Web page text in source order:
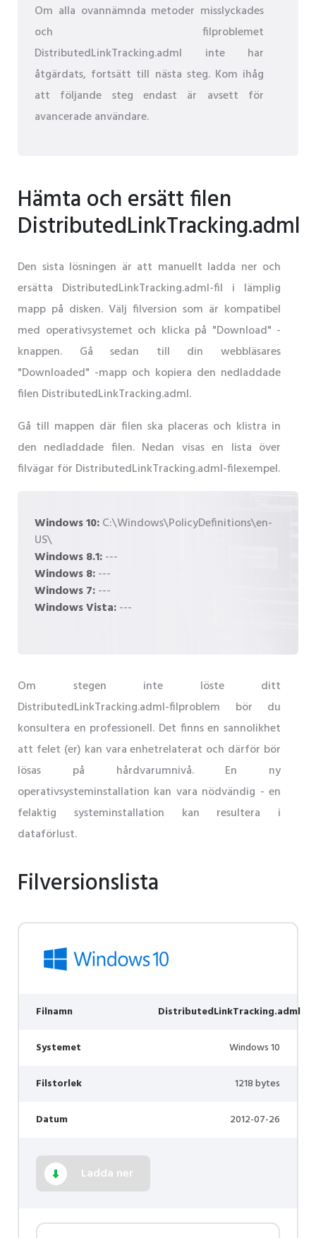
Om alla ovannämnda metoder misslyckades
och filproblemet
DistributedLinkTracking.adml inte har
åtgärdats, fortsätt till nästa steg. Kom ihåg
att följande steg endast är avsett för
avancerade användare.
Hämta och ersätt filen
DistributedLinkTracking.adml
Den sista lösningen är att manuellt ladda ner och
ersätta DistributedLinkTracking.adml-fil i lämplig
mapp på disken. Välj filversion som är kompatibel
med operativsystemet och klicka på "Download" -
knappen. Gå sedan till din webbläsares
"Downloaded" -mapp och kopiera den nedladdade
filen DistributedLinkTracking.adml.
Gå till mappen där filen ska placeras och klistra in
den nedladdade filen. Nedan visas en lista över
filvägar för DistributedLinkTracking.adml-filexempel.
Windows 10:C:\Windows\PolicyDefinitions\en-
US\
Windows 8.1:---
Windows 8:---
Windows 7:---
Windows Vista:---
Om stegen inte löste ditt
DistributedLinkTracking.adml-filproblem bör du
konsultera en professionell. Det finns en sannolikhet
att felet (er) kan vara enhetrelaterat och därför bör
lösas på hårdvarumnivå. En ny
operativsysteminstallation kan vara nödvändig - en
felaktig systeminstallation kan resultera i
dataförlust.
Filversionslista
Filnamn DistributedLinkTracking.adml
Systemet Windows 10
Filstorlek 1218 bytes
Datum 2012-07-26
Ladda ner